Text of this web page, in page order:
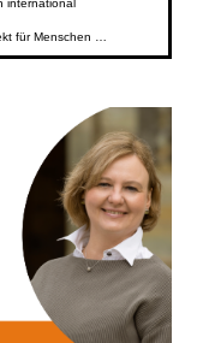
international
Singen verbindet – das Chorprojekt für Menschen aus der Ukraine